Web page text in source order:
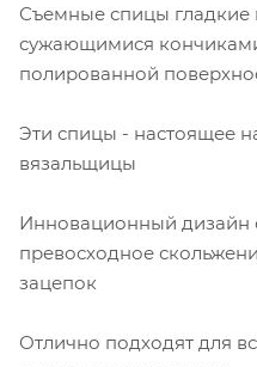
Съемные спицы гладкие
сужающимися
полированной
Эти спицы - настоящее
вязальщицы
Инновационный дизайн
превосходное
зацепок
Отлично подходят для